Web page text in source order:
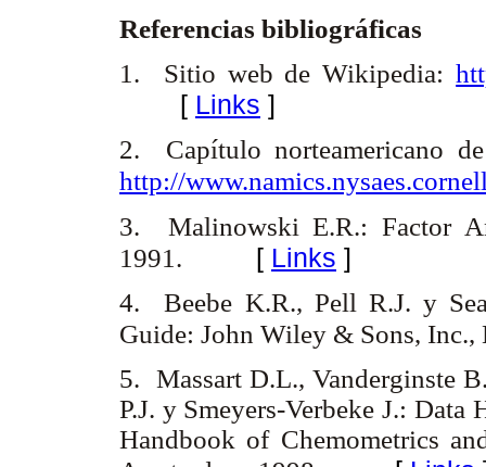
Referencias bibliográficas
1. Sitio web de Wikipedia:
[ Links ]
2. Capítulo norteamericano
http://
3. Malinowski E.R.: Factor
1991.
[ Links ]
4. Beebe K.R., Pell R.J. y
Guide: John Wiley & Sons,
5. Massart D.L., Vanderginste
P.J. y Smeyers-Verbeke J.:
Handbook of Chemometrics